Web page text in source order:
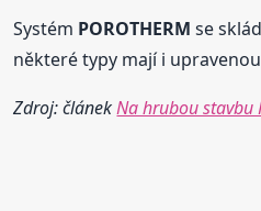
Systém POROTHERM se
některé typy mají i
Zdroj: článekNa hrubou stavbu